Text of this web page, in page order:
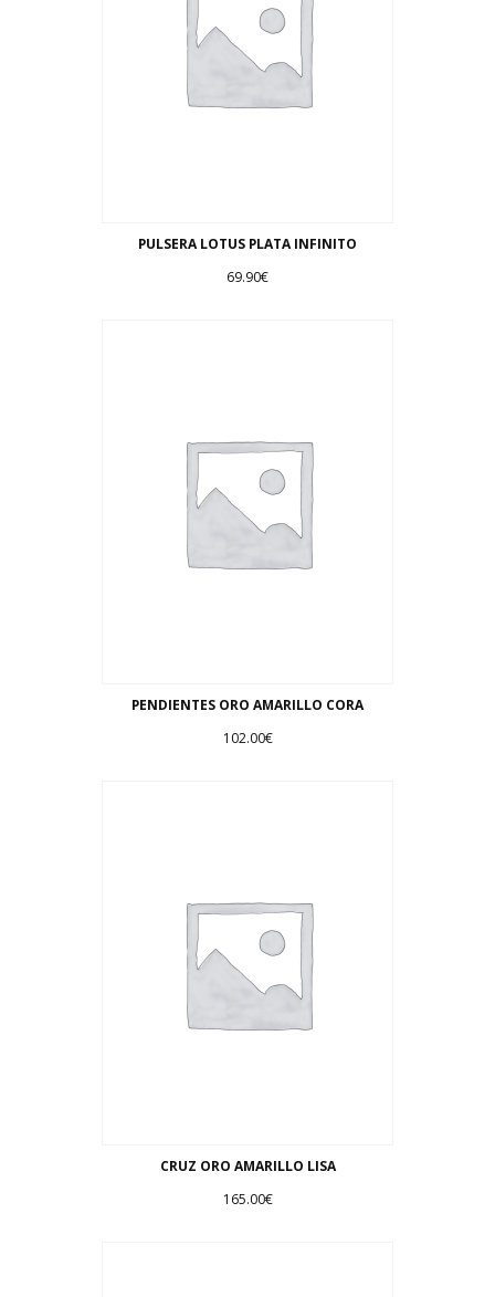
PULSERA LOTUS PLATA INFINITO
69.90€
PENDIENTES ORO AMARILLO CORA
102.00€
CRUZ ORO AMARILLO LISA
165.00€